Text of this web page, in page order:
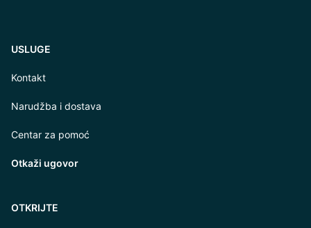
USLUGE
Kontakt
Narudžba i dostava
Centar za pomoć
Otkaži ugovor
OTKRIJTE